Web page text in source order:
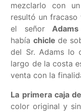
mezclarlo con
resultó un fracaso
el señorAdams
habíachicle de
del Sr. Adams lo
largo de la costa
venta con la
La primera caja de
color original y